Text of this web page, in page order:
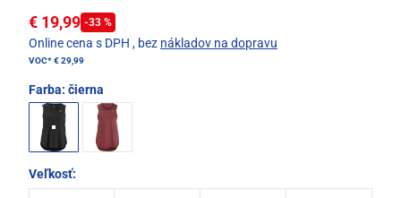
€ 19,99 -33 %
Online cena s DPH , bez nákladov na dopravu
VOC*€ 29,99
Farba: čierna
Veľkosť: